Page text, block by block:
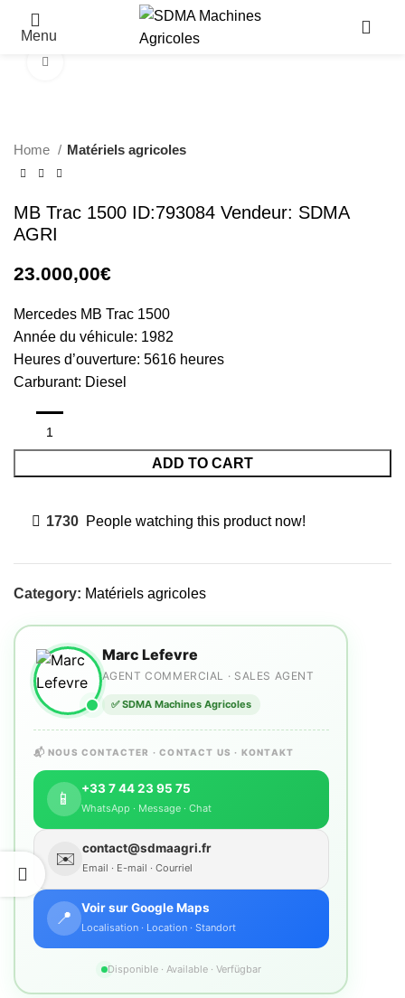
Menu
Home Matériels agricoles
MB Trac 1500 ID:793084 Vendeur: SDMA
AGRI
23.000,00€
Mercedes MB Trac 1500
Année du véhicule: 1982
Heures d’ouverture: 5616 heures
Carburant: Diesel
ADD TO CART
1730 People watching this product now!
Category: Matériels agricoles
Marc Lefevre
AGENT COMMERCIAL · SALES AGENT
✅ SDMA Machines Agricoles
📬 NOUS CONTACTER · CONTACT US · KONTAKT
📱
+33 7 44 23 95 75
WhatsApp · Message · Chat
✉️
contact@sdmaagri.fr
Email · E-mail · Courriel
📍
Voir sur Google Maps
Localisation · Location · Standort
Disponible · Available · Verfügbar